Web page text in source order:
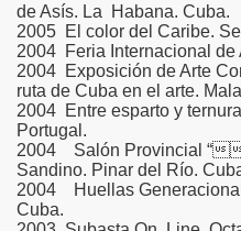
de Asís. La Habana. Cuba.
2005 El color del Caribe.
2004 Feria Internacional de
2004 Exposición de Arte
ruta de Cuba en el arte.
2004 Entre esparto y
Portugal.
2004 Salón Provincial “
Sandino. Pinar del Río.
2004 Huellas
Cuba.